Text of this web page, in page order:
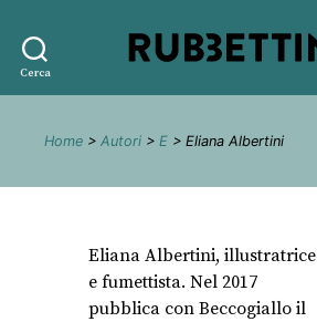
Cerca
editore
Home > Autori > E > Eliana Albertini
Eliana Albertini, illustratrice
e fumettista. Nel 2017
pubblica con Beccogiallo il